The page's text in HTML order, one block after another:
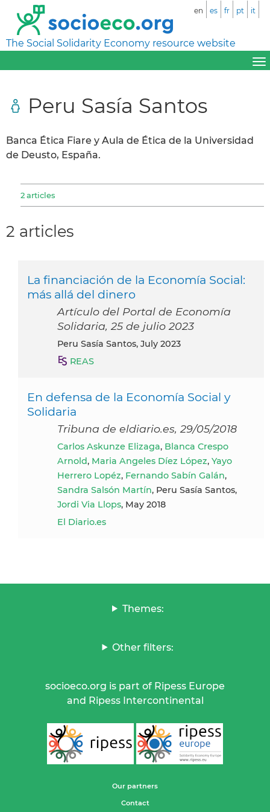
The Social Solidarity Economy resource website
en es fr pt it
Peru Sasía Santos
Banca Ética Fiare y Aula de Ética de la Universidad
de Deusto, España.
2 articles
2 articles
La financiación de la Economía Social:
más allá del dinero
Artículo del Portal de Economía
Solidaria, 25 de julio 2023
Peru Sasía Santos, July 2023
REAS
En defensa de la Economía Social y
Solidaria
Tribuna de eldiario.es, 29/05/2018
Carlos Askunze Elizaga, Blanca Crespo
Arnold, Maria Angeles Díez López, Yayo
Herrero Lopéz, Fernando Sabín Galán,
Sandra Salsón Martín, Peru Sasía Santos,
Jordi Via Llops, May 2018
El Diario.es
Themes:
Other filters:
socioeco.org is part of Ripess Europe
and Ripess Intercontinental
Our partners
Contact